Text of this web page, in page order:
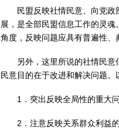
民盟反映社情民意、向党
展，是全部民盟信息工作的灵
角度，反映问题应具有普遍性、
另外，这里所说的社情民
民意目的在于改进和解决问题。
1．突出反映全局性的重大
2．注意反映关系群众利益